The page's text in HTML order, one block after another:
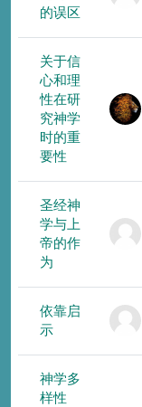
的误区
关于信
心和理
性在研
究神学
时的重
要性
圣经神
学与上
帝的作
为
依靠启
示
神学多
样性